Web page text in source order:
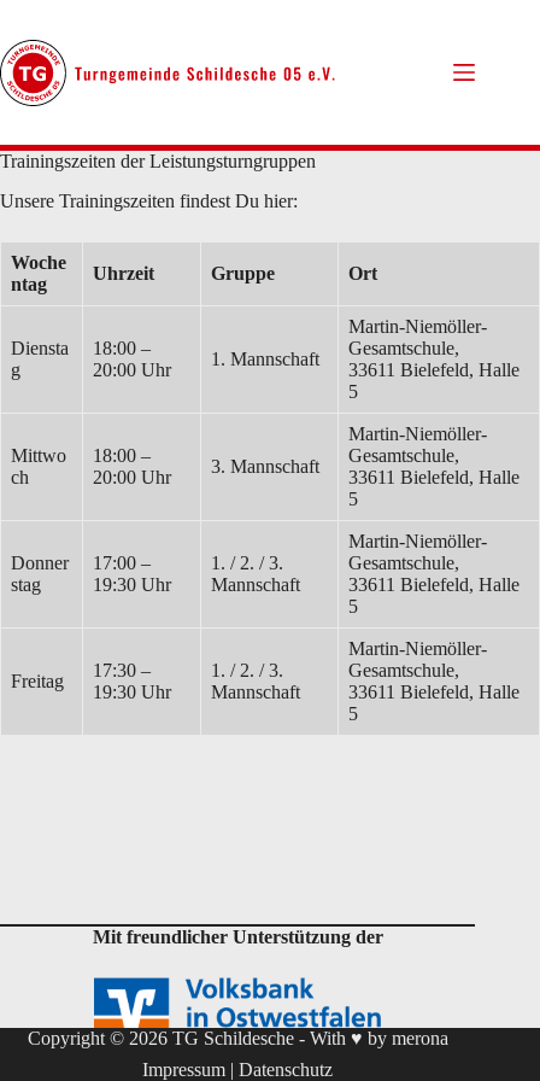
springen
Trainingszeiten der Leistungsturngruppen
Unsere Trainingszeiten findest Du hier:
Woche
ntag
Uhrzeit Gruppe Ort
Diensta
g
18:00 –
20:00 Uhr
1. Mannschaft
Martin-Niemöller-
Gesamtschule,
33611 Bielefeld, Halle
5
Mittwo
ch
18:00 –
20:00 Uhr
3. Mannschaft
Martin-Niemöller-
Gesamtschule,
33611 Bielefeld, Halle
5
Donner
stag
17:00 –
19:30 Uhr
1. / 2. / 3.
Mannschaft
Martin-Niemöller-
Gesamtschule,
33611 Bielefeld, Halle
5
Freitag
17:30 –
19:30 Uhr
1. / 2. / 3.
Mannschaft
Martin-Niemöller-
Gesamtschule,
33611 Bielefeld, Halle
5
Mit freundlicher Unterstützung der
Copyright © 2026 TG Schildesche - With ♥ by merona
Impressum |Datenschutz